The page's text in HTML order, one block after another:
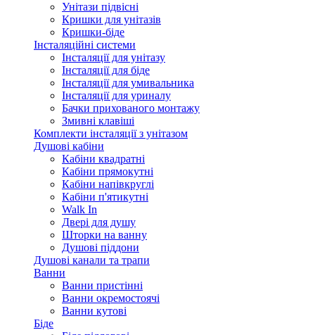
Унітази підвісні
Кришки для унітазів
Кришки-біде
Інсталяційні системи
Інсталяції для унітазу
Інсталяції для біде
Інсталяції для умивальника
Інсталяції для уриналу
Бачки прихованого монтажу
Змивні клавіші
Комплекти інсталяції з унітазом
Душові кабіни
Кабіни квадратні
Кабіни прямокутні
Кабіни напівкруглі
Кабіни п'ятикутні
Walk In
Двері для душу
Шторки на ванну
Душові піддони
Душові канали та трапи
Ванни
Ванни пристінні
Ванни окремостоячі
Ванни кутові
Біде